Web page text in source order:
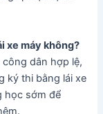
xe máy không?
dân hợp lệ,
ký thi bằng lái xe
học sớm để